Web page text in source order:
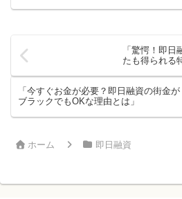
「驚愕！即
たも得られる
「今すぐお金が必要？即日融資の街金が
ブラックでもOKな理由とは」
ホーム 即日融資